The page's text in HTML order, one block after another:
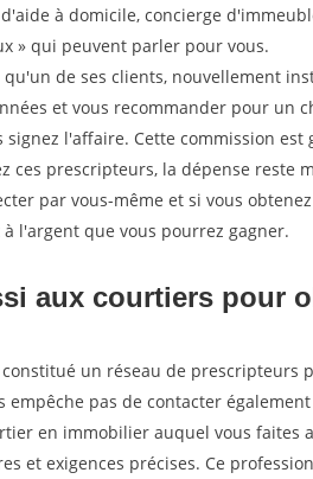
à domicile, concierge
» qui peuvent parler pour vous.
de ses clients, nouvellement
et vous recommander pour un
signez l'affaire. Cette commission
ces prescripteurs, la dépense reste
par vous-même et si vous
l'argent que vous pourrez gagner.
aux courtiers pour
constitué un réseau de prescripteurs
empêche pas de contacter
en immobilier auquel vous faites
et exigences précises. Ce